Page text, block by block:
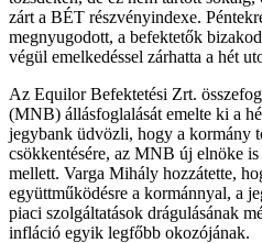
zárt a BÉT részvényindexe.
megnyugodott, a befektetők
végül emelkedéssel zárhatta a hét
Az Equilor Befektetési Zrt.
(MNB) állásfoglalását emelte ki a
jegybank üdvözli, hogy a kormány
csökkentésére, az MNB új elnöke
mellett. Varga Mihály hozzátette,
együttműködésre a kormánnyal, a
piaci szolgáltatások drágulásának
infláció egyik legfőbb okozójának.